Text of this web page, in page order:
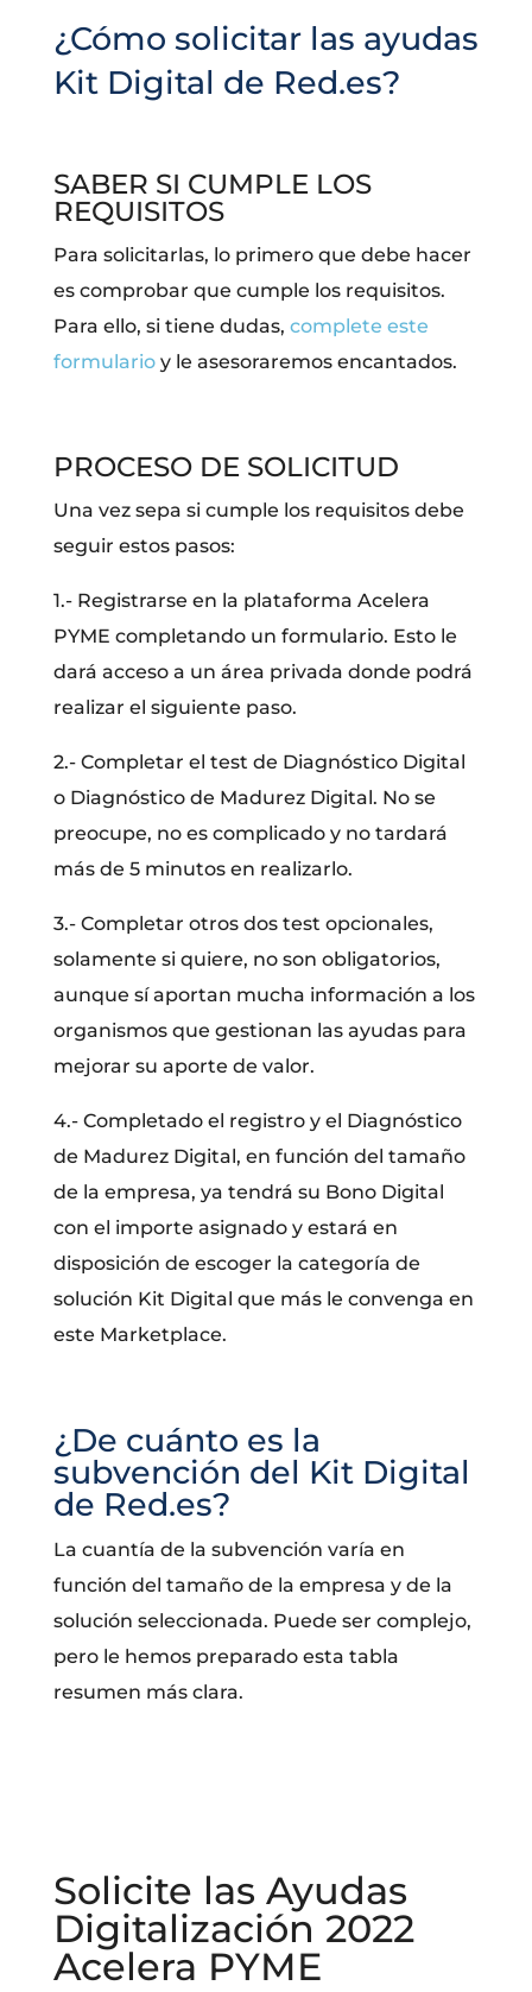
¿Cómo solicitar las ayudas
Kit Digital de Red.es?
SABER SI CUMPLE LOS
REQUISITOS
Para solicitarlas, lo primero que debe hacer
es comprobar que cumple los requisitos.
Para ello, si tiene dudas, complete este
formulario y le asesoraremos encantados.
PROCESO DE SOLICITUD
Una vez sepa si cumple los requisitos debe
seguir estos pasos:
1.- Registrarse en la plataforma Acelera
PYME completando un formulario. Esto le
dará acceso a un área privada donde podrá
realizar el siguiente paso.
2.- Completar el test de Diagnóstico Digital
o Diagnóstico de Madurez Digital. No se
preocupe, no es complicado y no tardará
más de 5 minutos en realizarlo.
3.- Completar otros dos test opcionales,
solamente si quiere, no son obligatorios,
aunque sí aportan mucha información a los
organismos que gestionan las ayudas para
mejorar su aporte de valor.
4.- Completado el registro y el Diagnóstico
de Madurez Digital, en función del tamaño
de la empresa, ya tendrá su Bono Digital
con el importe asignado y estará en
disposición de escoger la categoría de
solución Kit Digital que más le convenga en
este Marketplace.
¿De cuánto es la
subvención del Kit Digital
de Red.es?
La cuantía de la subvención varía en
función del tamaño de la empresa y de la
solución seleccionada. Puede ser complejo,
pero le hemos preparado esta tabla
resumen más clara.
Solicite las Ayudas
Digitalización 2022
Acelera PYME